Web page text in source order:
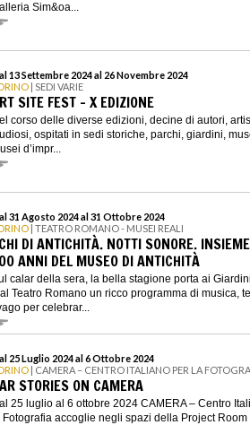
Sim&oa...
13 Settembre 2024 al 26 Novembre 2024
| SEDI VARIE
SITE FEST - X EDIZIONE
corso delle diverse edizioni, decine di autori,
ospitati in sedi storiche, parchi, giardini,
d’impr...
31 Agosto 2024 al 31 Ottobre 2024
| TEATRO ROMANO - MUSEI REALI
DI ANTICHITÀ. NOTTI SONORE.
ANNI DEL MUSEO DI ANTICHITÀ
calar della sera, la bella stagione porta ai
Teatro Romano un ricco programma di musica,
per celebrar...
25 Luglio 2024 al 6 Ottobre 2024
| CAMERA – CENTRO ITALIANO PER LA
STORIES ON CAMERA
25 luglio al 6 ottobre 2024 CAMERA – Centro
Fotografia accoglie negli spazi della Project Room